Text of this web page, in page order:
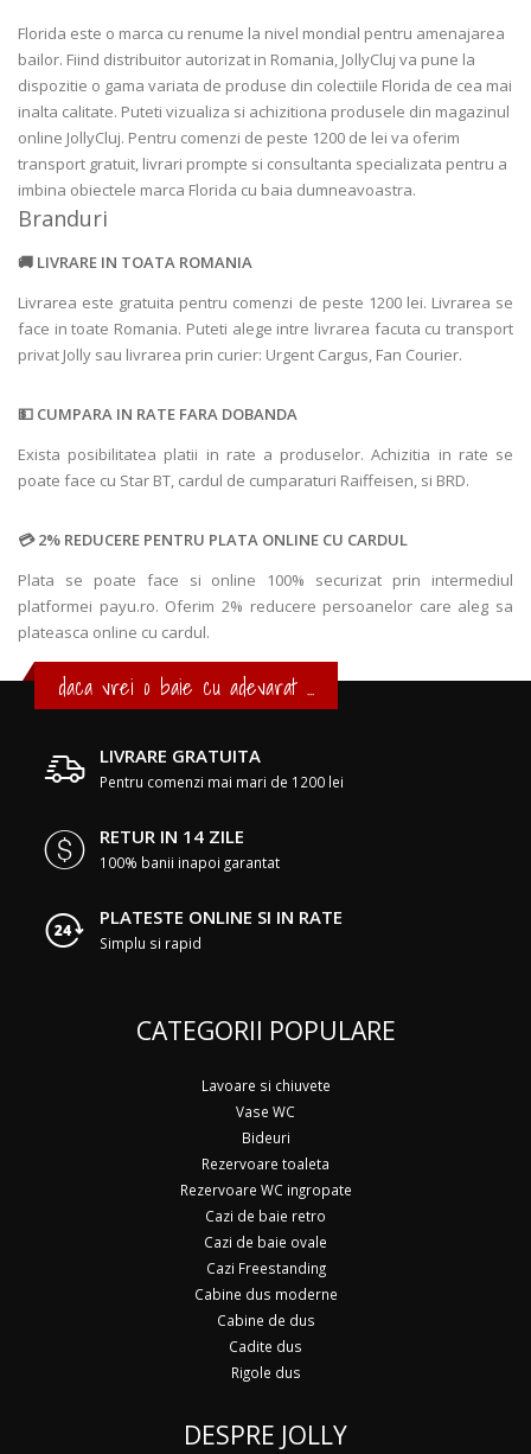
Florida este o marca cu renume la nivel mondial pentru amenajarea
bailor. Fiind distribuitor autorizat in Romania, JollyCluj va pune la
dispozitie o gama variata de produse din colectiile Florida de cea mai
inalta calitate. Puteti vizualiza si achizitiona produsele din magazinul
online JollyCluj. Pentru comenzi de peste 1200 de lei va oferim
transport gratuit, livrari prompte si consultanta specializata pentru a
imbina obiectele marca Florida cu baia dumneavoastra.
Branduri
LIVRARE IN TOATA ROMANIA
Livrarea este gratuita pentru comenzi de peste 1200 lei. Livrarea se
face in toate Romania. Puteti alege intre livrarea facuta cu transport
privat Jolly sau livrarea prin curier: Urgent Cargus, Fan Courier.
CUMPARA IN RATE FARA DOBANDA
Exista posibilitatea platii in rate a produselor. Achizitia in rate se
poate face cu Star BT, cardul de cumparaturi Raiffeisen, si BRD.
2% REDUCERE PENTRU PLATA ONLINE CU CARDUL
Plata se poate face si online 100% securizat prin intermediul
platformei payu.ro. Oferim 2% reducere persoanelor care aleg sa
plateasca online cu cardul.
daca vrei o baie cu adevarat ...
LIVRARE GRATUITA
Pentru comenzi mai mari de 1200 lei
RETUR IN 14 ZILE
100% banii inapoi garantat
PLATESTE ONLINE SI IN RATE
Simplu si rapid
CATEGORII POPULARE
Lavoare si chiuvete
Vase WC
Bideuri
Rezervoare toaleta
Rezervoare WC ingropate
Cazi de baie retro
Cazi de baie ovale
Cazi Freestanding
Cabine dus moderne
Cabine de dus
Cadite dus
Rigole dus
DESPRE JOLLY